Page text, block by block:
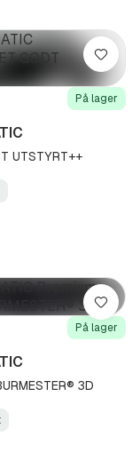
På lager
UTSTYRT++
Lagre
På lager
3D
Lagre